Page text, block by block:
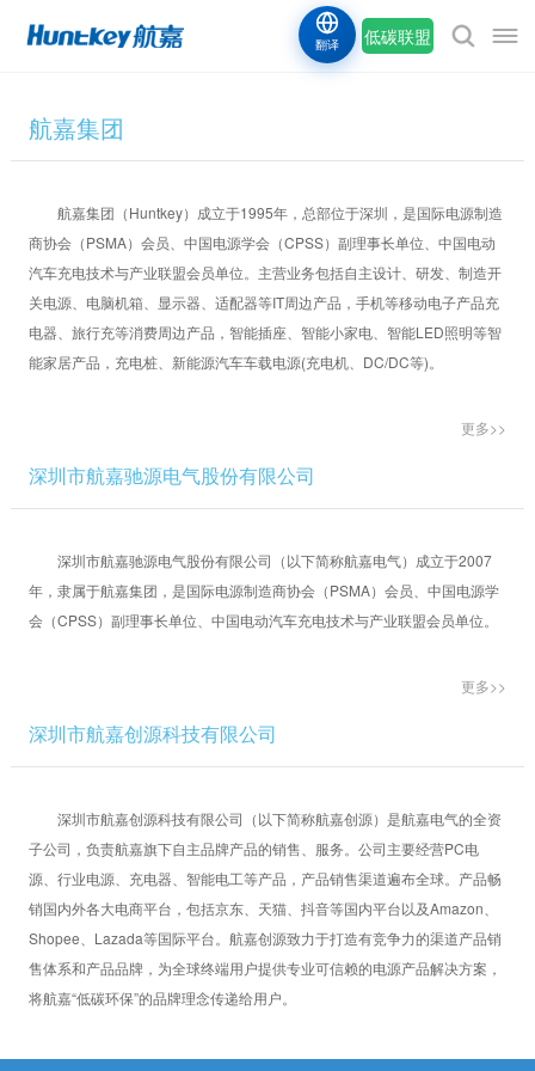
低碳联盟
翻译
航嘉集团
航嘉集团（Huntkey）成立于1995年，总部位于深圳，是国际电源制造
商协会（PSMA）会员、中国电源学会（CPSS）副理事长单位、中国电动
汽车充电技术与产业联盟会员单位。主营业务包括自主设计、研发、制造开
关电源、电脑机箱、显示器、适配器等IT周边产品，手机等移动电子产品充
电器、旅行充等消费周边产品，智能插座、智能小家电、智能LED照明等智
能家居产品，充电桩、新能源汽车车载电源(充电机、DC/DC等)。
更多>>
深圳市航嘉驰源电气股份有限公司
深圳市航嘉驰源电气股份有限公司（以下简称航嘉电气）成立于2007
年，隶属于航嘉集团，是国际电源制造商协会（PSMA）会员、中国电源学
会（CPSS）副理事长单位、中国电动汽车充电技术与产业联盟会员单位。
更多>>
深圳市航嘉创源科技有限公司
深圳市航嘉创源科技有限公司（以下简称航嘉创源）是航嘉电气的全资
子公司，负责航嘉旗下自主品牌产品的销售、服务。公司主要经营PC电
源、行业电源、充电器、智能电工等产品，产品销售渠道遍布全球。产品畅
销国内外各大电商平台，包括京东、天猫、抖音等国内平台以及Amazon、
Shopee、Lazada等国际平台。航嘉创源致力于打造有竞争力的渠道产品销
售体系和产品品牌，为全球终端用户提供专业可信赖的电源产品解决方案，
将航嘉“低碳环保”的品牌理念传递给用户。